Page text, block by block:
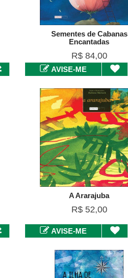
Sementes de Cabanas
Encantadas
R$ 84,00
AVISE-ME
A Ararajuba
R$ 52,00
AVISE-ME